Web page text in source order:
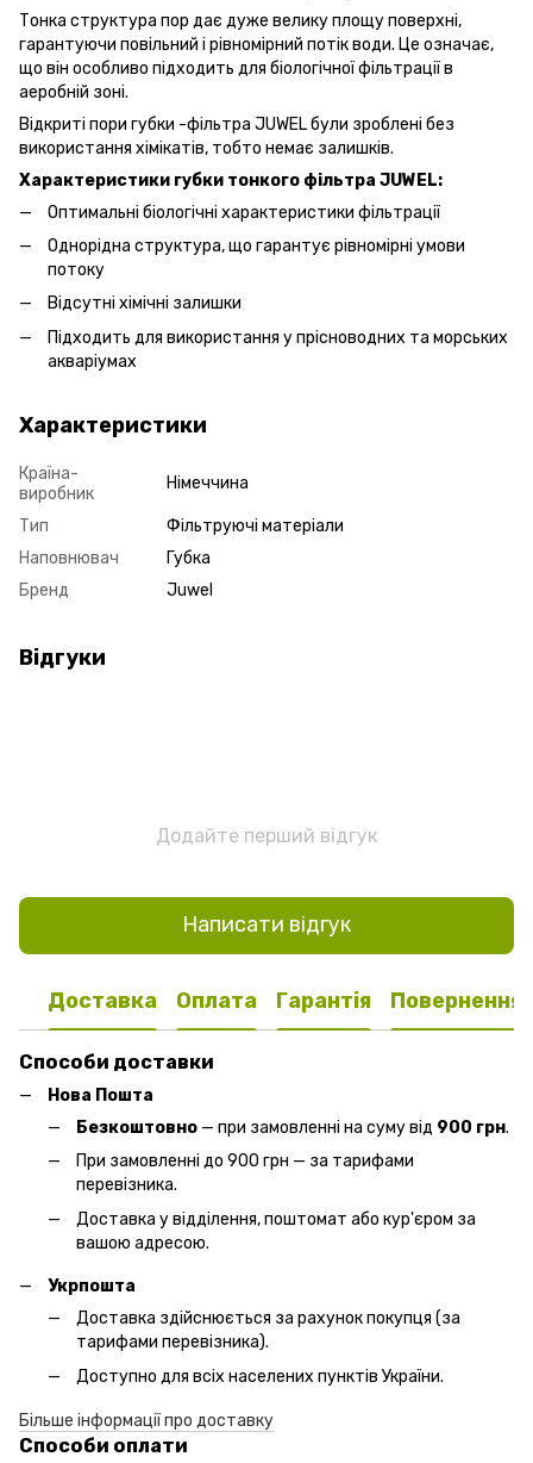
Тонка структура пор дає дуже велику площу поверхні,
гарантуючи повільний і рівномірний потік води. Це означає,
що він особливо підходить для біологічної фільтрації в
аеробній зоні.
Відкриті пори губки -фільтра JUWEL були зроблені без
використання хімікатів, тобто немає залишків.
Характеристики губки тонкого фільтра JUWEL:
Оптимальні біологічні характеристики фільтрації
Однорідна структура, що гарантує рівномірні умови
потоку
Відсутні хімічні залишки
Підходить для використання у прісноводних та морських
акваріумах
Характеристики
Країна-
виробник
Німеччина
Тип
Фільтруючі матеріали
Наповнювач
Губка
Бренд
Juwel
Відгуки
Додайте перший відгук
Написати відгук
Доставка Оплата Гарантія Повернення
Способи доставки
Нова Пошта
Безкоштовно — при замовленні на суму від 900 грн.
При замовленні до 900 грн — за тарифами
перевізника.
Доставка у відділення, поштомат або кур'єром за
вашою адресою.
Укрпошта
Доставка здійснюється за рахунок покупця (за
тарифами перевізника).
Доступно для всіх населених пунктів України.
Більше інформації про доставку
Способи оплати